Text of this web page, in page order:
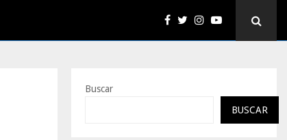
Buscar
BUSCAR